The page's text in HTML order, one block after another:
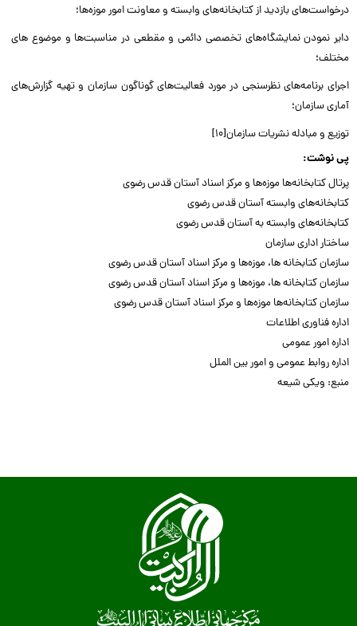
درخواست‌های بازدید از کتابخانه‌های وابسته و معاونت امور موزه‌ها؛
دایر نمودن نمایشگاه‌های تخصصی دائمی و مقطعی در مناسبت‌ها و موضوع های
مختلف؛
اجرای برنامه‌های نظرسنجی در مورد فعالیت‌های گوناگون سازمان و تهیه گزارش‌های
آماری سازمان؛
توزیع و مبادله نشریات سازمان[۱۰]
پی نوشت:
پرتال کتابخانه‌ها موزه‌ها و مرکز اسناد آستان قدس رضوی
کتابخانه‌های وابسته آستان قدس رضوی
کتابخانه‌های وابسته به آستان قدس رضوی
ساختار اداری سازمان
سازمان کتابخانه ها، موزه‌ها و مرکز اسناد آستان قدس رضوی
سازمان کتابخانه ها، موزه‌ها و مرکز اسناد آستان قدس رضوی
سازمان کتابخانه‌ها موزه‌ها و مرکز اسناد آستان قدس رضوی
اداره فناوری اطلاعات
اداره امور عمومی
اداره روابط عمومی و امور بین الملل
منبع: ویکی شیعه